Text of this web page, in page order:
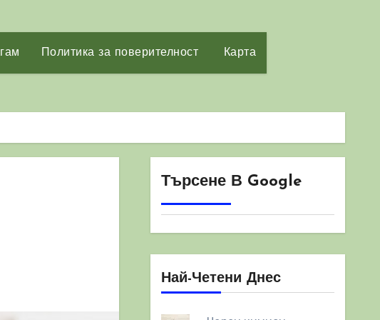
Политика за поверителност Карта
Търсене В Google
Най-Четени Днес